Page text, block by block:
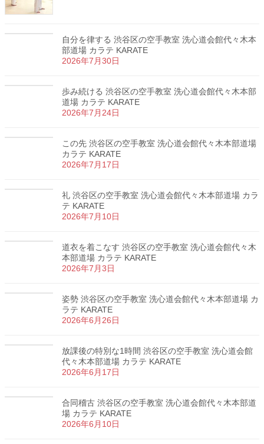
自分を律する 渋谷区の空手教室 洗心道会館代々木本
部道場 カラテ KARATE
2026年7月30日
歩み続ける 渋谷区の空手教室 洗心道会館代々木本部
道場 カラテ KARATE
2026年7月24日
この先 渋谷区の空手教室 洗心道会館代々木本部道場
カラテ KARATE
2026年7月17日
礼 渋谷区の空手教室 洗心道会館代々木本部道場 カラ
テ KARATE
2026年7月10日
道衣を着こなす 渋谷区の空手教室 洗心道会館代々木
本部道場 カラテ KARATE
2026年7月3日
姿勢 渋谷区の空手教室 洗心道会館代々木本部道場 カ
ラテ KARATE
2026年6月26日
放課後の特別な1時間 渋谷区の空手教室 洗心道会館
代々木本部道場 カラテ KARATE
2026年6月17日
合同稽古 渋谷区の空手教室 洗心道会館代々木本部道
場 カラテ KARATE
2026年6月10日